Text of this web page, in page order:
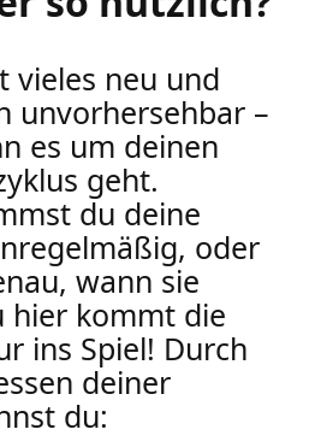
vieles neu und
unvorhersehbar –
es um deinen
geht.
du deine
oder
wann sie
hier kommt die
ins Spiel! Durch
deiner
du: